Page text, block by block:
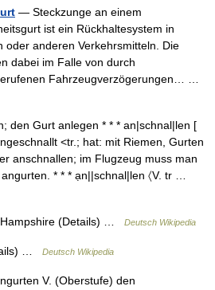
— Steckzunge an einem
ist ein Rückhaltesystem in
oder anderen Verkehrsmitteln. Die
dabei im Falle von durch
Fahrzeugverzögerungen… …
den Gurt anlegen * * * an|schnal|len [
<tr.; hat: mit Riemen, Gurten
anschnallen; im Flugzeug muss man
* * * ạn||schnal|len 〈V. tr …
(Details) … Deutsch Wikipedia
… Deutsch Wikipedia
V. (Oberstufe) den